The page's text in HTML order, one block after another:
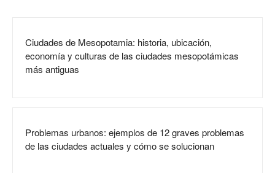
Ciudades de Mesopotamia: historia, ubicación,
economía y culturas de las ciudades mesopotámicas
más antiguas
Problemas urbanos: ejemplos de 12 graves problemas
de las ciudades actuales y cómo se solucionan